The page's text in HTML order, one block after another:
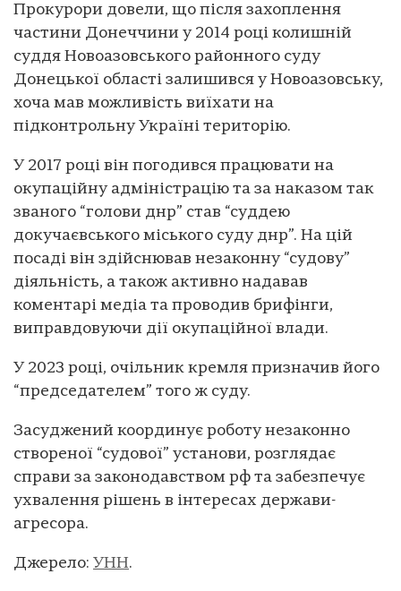
Прокурори довели, що після захоплення
частини Донеччини у 2014 році колишній
суддя Новоазовського районного суду
Донецької області залишився у Новоазовську,
хоча мав можливість виїхати на
підконтрольну Україні територію.
У 2017 році він погодився працювати на
окупаційну адміністрацію та за наказом так
званого “голови днр” став “суддею
докучаєвського міського суду днр”. На цій
посаді він здійснював незаконну “судову”
діяльність, а також активно надавав
коментарі медіа та проводив брифінги,
виправдовуючи дії окупаційної влади.
У 2023 році, очільник кремля призначив його
“председателем” того ж суду.
Засуджений координує роботу незаконно
створеної “судової” установи, розглядає
справи за законодавством рф та забезпечує
ухвалення рішень в інтересах держави-
агресора.
Джерело: УНН.